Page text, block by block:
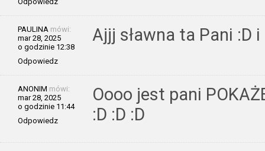
PAULINA mówi:
mar 28, 2025
o godzinie 12:38
Odpowiedz
Ajjj sławna ta Pani :D
ANONIM mówi:
mar 28, 2025
o godzinie 11:44
Odpowiedz
Oooo jest pani
:D :D :D